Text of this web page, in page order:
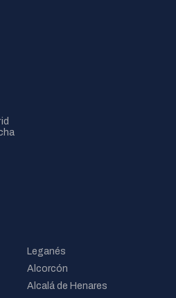
Leganés
Alcorcón
Alcalá de Henares